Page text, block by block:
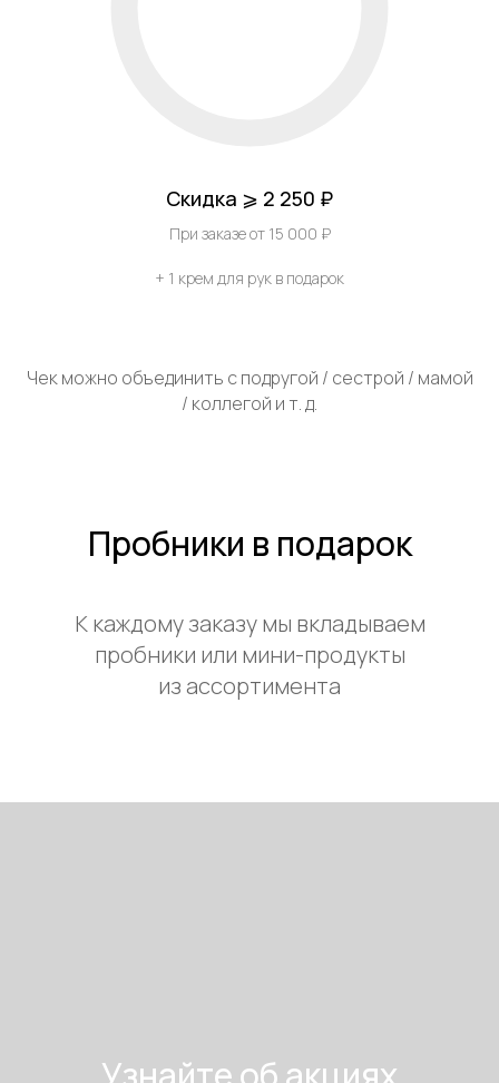
Скидка ⩾ 2 250 ₽
При заказе от 15 000 ₽
+ 1 крем для рук в подарок
Чек можно объединить с подругой / сестрой / мамой
/ коллегой и т. д.
Пробники в подарок
К каждому заказу мы вкладываем
пробники или мини-продукты
из ассортимента